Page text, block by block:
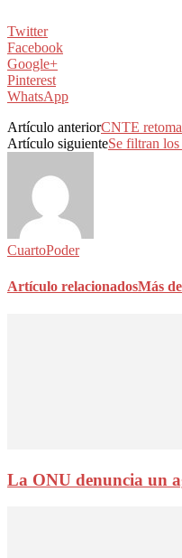
Twitter
Facebook
Google+
Pinterest
WhatsApp
Artículo anteriorCNTE
Artículo siguienteSe filtran
CuartoPoder
Artículo relacionadosMás
La ONU denuncia un